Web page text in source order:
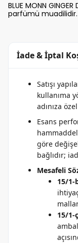
BLUE MONN
parfümü muadilidir.
İade & İptal
Satışı
kullanıma
adınıza
Esans
göre
bağlıdır;
Mesafeli
15/1-
15/1-ç